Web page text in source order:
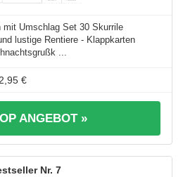
mit Umschlag Set 30 Skurrile
lustige Rentiere - Klappkarten
...
€
ANGEBOT »
7